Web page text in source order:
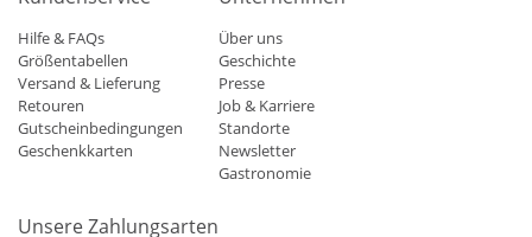
Hilfe & FAQs
Größentabellen
Versand & Lieferung
Retouren
Gutscheinbedingungen
Geschenkkarten
Über uns
Geschichte
Presse
Job & Karriere
Standorte
Newsletter
Gastronomie
Unsere Zahlungsarten